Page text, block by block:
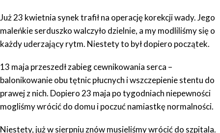
Już 23 kwietnia synek trafił na operację korekcji wady. Jego
maleńkie serduszko walczyło dzielnie, a my modliliśmy się o
każdy uderzający rytm. Niestety to był dopiero początek.
13 maja przeszedł zabieg cewnikowania serca –
balonikowanie obu tętnic płucnych i wszczepienie stentu do
prawej z nich. Dopiero 23 maja po tygodniach niepewności
mogliśmy wrócić do domu i poczuć namiastkę normalności.
Niestety, już w sierpniu znów musieliśmy wrócić do szpitala.